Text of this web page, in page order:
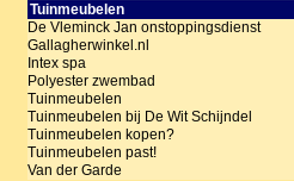
Tuinmeubelen
De Vleminck Jan onstoppingsdienst
Gallagherwinkel.nl
Intex spa
Polyester zwembad
Tuinmeubelen
Tuinmeubelen bij De Wit Schijndel
Tuinmeubelen kopen?
Tuinmeubelen past!
Van der Garde